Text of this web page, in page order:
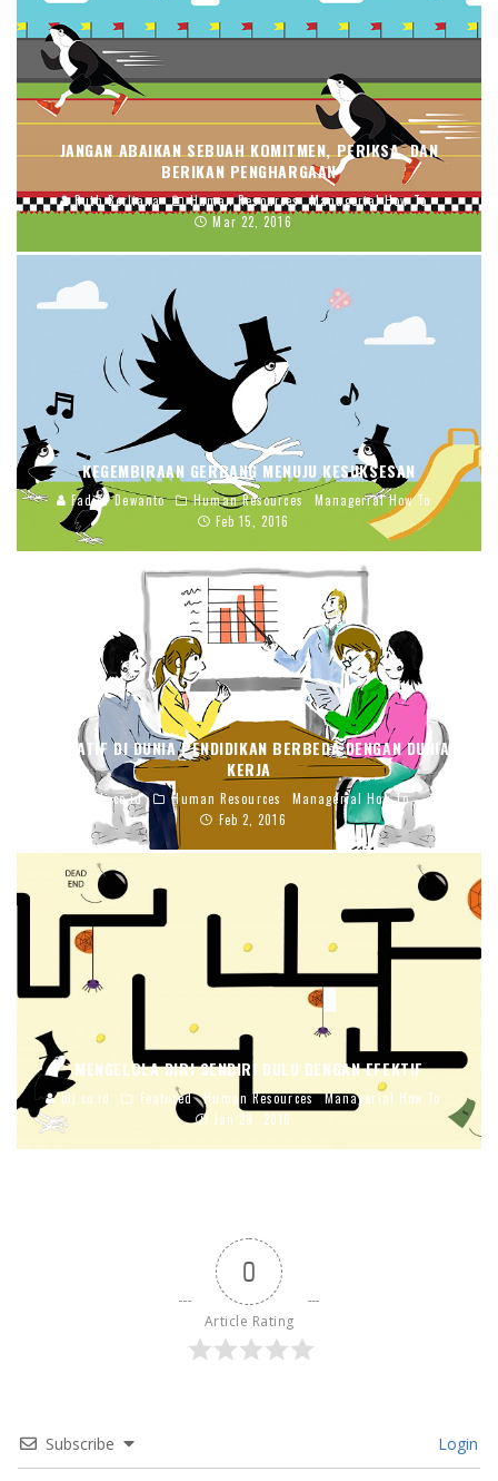
JANGAN ABAIKAN SEBUAH KOMITMEN, PERIKSA, DAN
BERIKAN PENGHARGAAN
Ruth Berliana Human Resources
Managerial How To
Mar 22, 2016
KEGEMBIRAAN GERBANG MENUJU KESUKSESAN
Fadjar Dewanto Human Resources
Managerial How To
Feb 15, 2016
KREATIF DI DUNIA PENDIDIKAN BERBEDA DENGAN DUNIA
KERJA
blj.co.id Human Resources
Managerial How To
Feb 2, 2016
MENGELOLA DIRI SENDIRI DULU DENGAN EFEKTIF
blj.co.id Featured Human Resources
Managerial How To
Jan 29, 2016
0
Article Rating
Subscribe Login